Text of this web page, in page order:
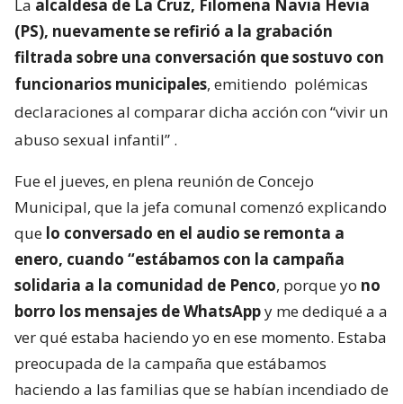
La alcaldesa de La Cruz, Filomena Navia Hevia
(PS), nuevamente se refirió a la grabación
filtrada sobre una conversación que sostuvo con
funcionarios municipales, emitiendo polémicas
declaraciones al comparar dicha acción con “vivir un
abuso sexual infantil” .
Fue el jueves, en plena reunión de Concejo
Municipal, que la jefa comunal comenzó explicando
que lo conversado en el audio se remonta a
enero, cuando “estábamos con la campaña
solidaria a la comunidad de Penco, porque yo no
borro los mensajes de WhatsAppy me dediqué a a
ver qué estaba haciendo yo en ese momento. Estaba
preocupada de la campaña que estábamos
haciendo a las familias que se habían incendiado de